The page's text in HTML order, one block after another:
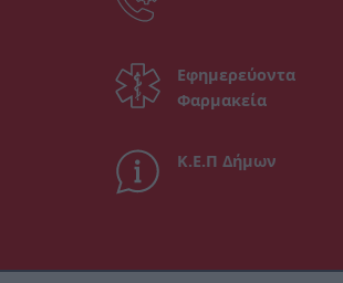
Εφημερεύοντα
Φαρμακεία
Κ.Ε.Π Δήμων